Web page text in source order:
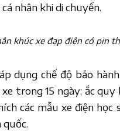
nhân khi di chuyển.
khúc xe đạp điện có pin
dụng chế độ bảo
trong 15 ngày; ắc
các mẫu xe điện